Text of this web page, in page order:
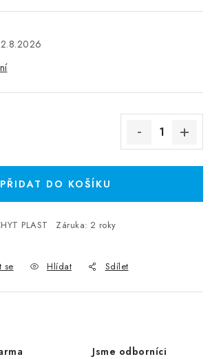
PŘIDAT DO KOŠÍKU
PLAST
Záruka: 2 roky
se Hlídat Sdílet
Jsme odborníci